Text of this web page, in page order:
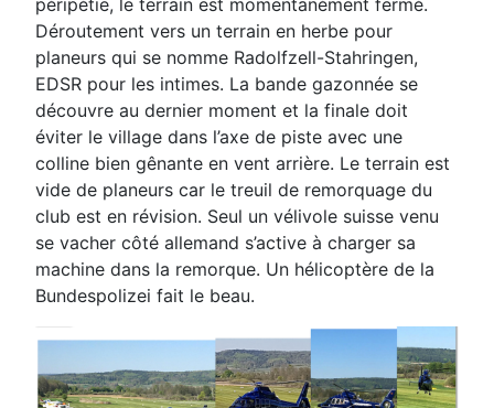
Déroutement vers un terrain en herbe pour
planeurs qui se nomme Radolfzell-Stahringen,
EDSR pour les intimes. La bande gazonnée se
découvre au dernier moment et la finale doit
éviter le village dans l’axe de piste avec une
colline bien gênante en vent arrière. Le terrain est
vide de planeurs car le treuil de remorquage du
club est en révision. Seul un vélivole suisse venu
se vacher côté allemand s’active à charger sa
machine dans la remorque. Un hélicoptère de la
Bundespolizei fait le beau.